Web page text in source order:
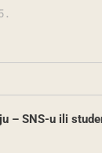
– SNS-u ili